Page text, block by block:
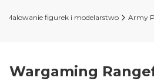
Malowanie figurek i modelarstwo Army
Wargaming